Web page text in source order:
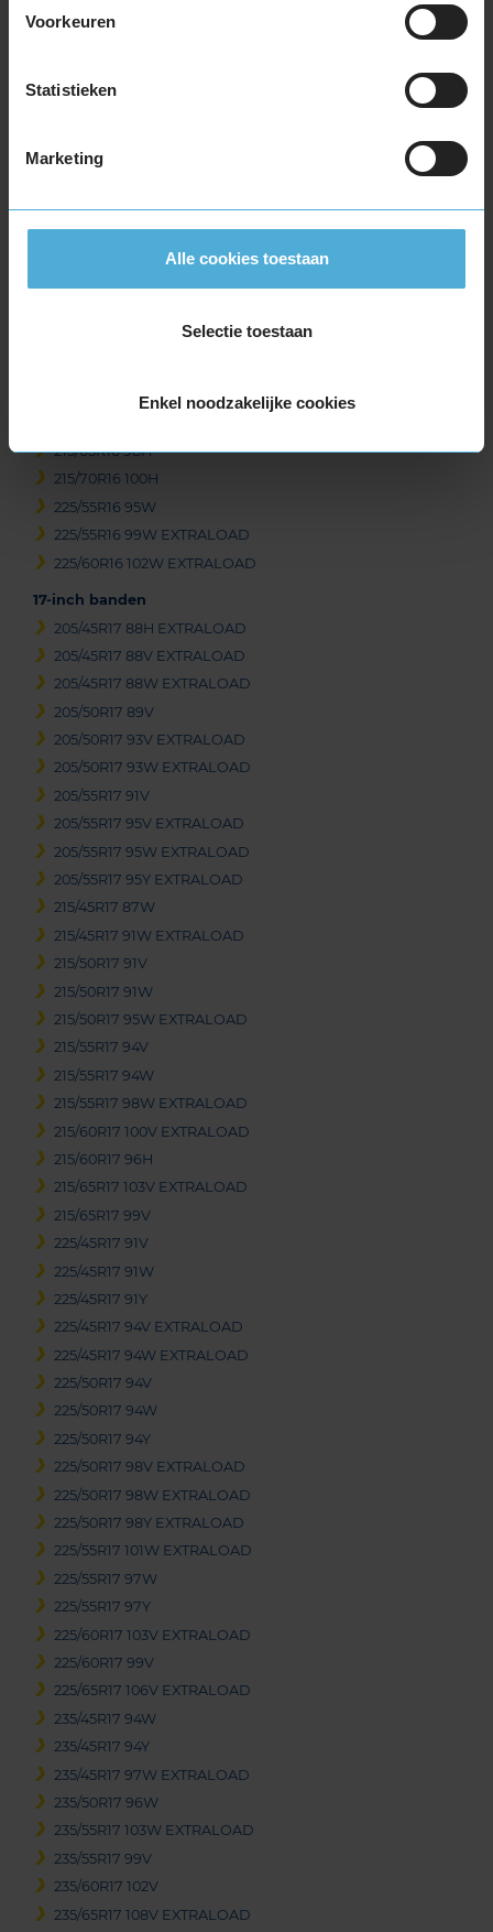
Voorkeuren
Statistieken
Marketing
Alle cookies toestaan
Selectie toestaan
Enkel noodzakelijke cookies
205/55R16 91V
205/55R16 94H EXTRALOAD
205/60R16 92V
205/60R16 96W EXTRALOAD
215/60R16 99H EXTRALOAD
215/65R16 98H
215/70R16 100H
225/55R16 95W
225/55R16 99W EXTRALOAD
225/60R16 102W EXTRALOAD
17-inch banden
205/45R17 88H EXTRALOAD
205/45R17 88V EXTRALOAD
205/45R17 88W EXTRALOAD
205/50R17 89V
205/50R17 93V EXTRALOAD
205/50R17 93W EXTRALOAD
205/55R17 91V
205/55R17 95V EXTRALOAD
205/55R17 95W EXTRALOAD
205/55R17 95Y EXTRALOAD
215/45R17 87W
215/45R17 91W EXTRALOAD
215/50R17 91V
215/50R17 91W
215/50R17 95W EXTRALOAD
215/55R17 94V
215/55R17 94W
215/55R17 98W EXTRALOAD
215/60R17 100V EXTRALOAD
215/60R17 96H
215/65R17 103V EXTRALOAD
215/65R17 99V
225/45R17 91V
225/45R17 91W
225/45R17 91Y
225/45R17 94V EXTRALOAD
225/45R17 94W EXTRALOAD
225/50R17 94V
225/50R17 94W
225/50R17 94Y
225/50R17 98V EXTRALOAD
225/50R17 98W EXTRALOAD
225/50R17 98Y EXTRALOAD
225/55R17 101W EXTRALOAD
225/55R17 97W
225/55R17 97Y
225/60R17 103V EXTRALOAD
225/60R17 99V
225/65R17 106V EXTRALOAD
235/45R17 94W
235/45R17 94Y
235/45R17 97W EXTRALOAD
235/50R17 96W
235/55R17 103W EXTRALOAD
235/55R17 99V
235/60R17 102V
235/65R17 108V EXTRALOAD